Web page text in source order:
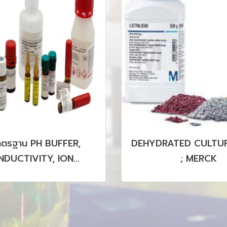
รฐาน PH BUFFER,
ION
รวมถึง CRM, SRM
PRODUCTS
DEHYDRATED
; MERCK